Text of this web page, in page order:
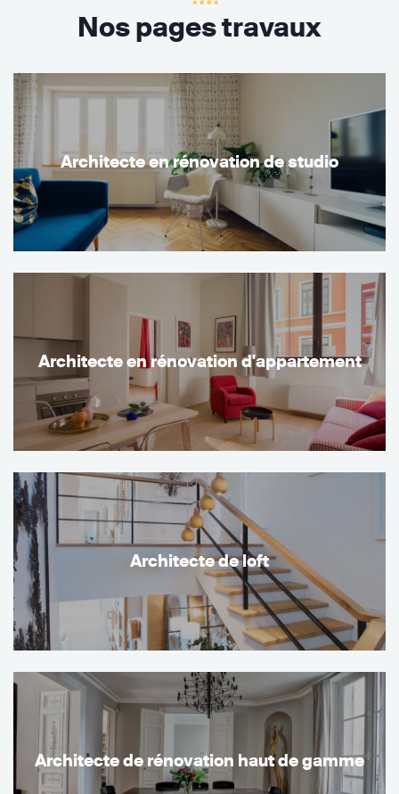
Nos pages travaux
Architecte en rénovation de studio
Architecte en rénovation d'appartement
Architecte de loft
Architecte de rénovation haut de gamme